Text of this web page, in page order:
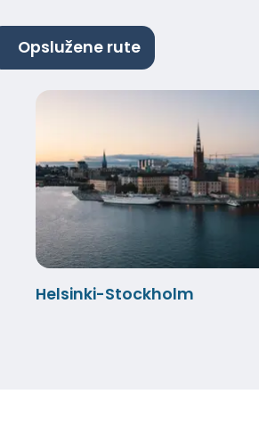
Opslužene rute
Helsinki-Stockholm